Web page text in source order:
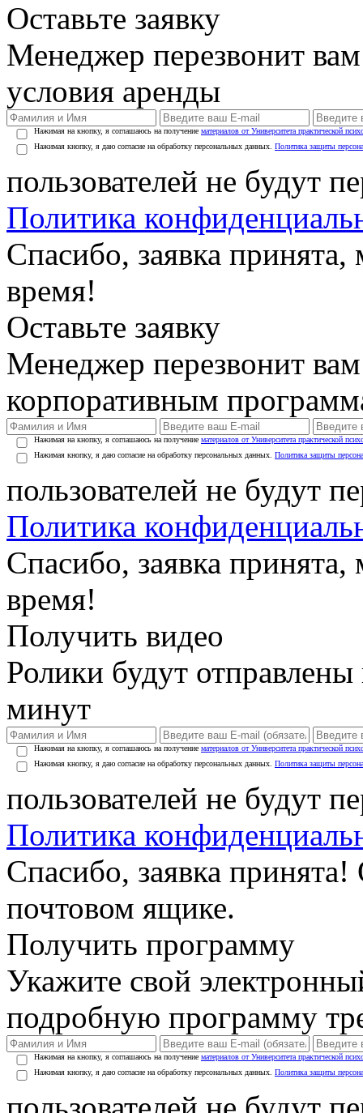
Оставьте заявку
Менеджер перезвонит
условия аренды
Нажимая на кнопку, я соглашаюсь на получение материалов от Университета практической
Нажимая кнопку, я даю согласие на обработку персональных данных. Политика защиты
пользователей не будут
Политика
Спасибо, заявка
время!
Оставьте заявку
Менеджер перезвонит
корпоративным
Нажимая на кнопку, я соглашаюсь на получение материалов от Университета практической
Нажимая кнопку, я даю согласие на обработку персональных данных. Политика защиты
пользователей не будут
Политика
Спасибо, заявка
время!
Получить видео
Ролики будут
минут
Нажимая на кнопку, я соглашаюсь на получение материалов от Университета практической
Нажимая кнопку, я даю согласие на обработку персональных данных. Политика защиты
пользователей не будут
Политика
Спасибо, заявка
почтовом ящике.
Получить программу
Укажите свой
подробную программу
Нажимая на кнопку, я соглашаюсь на получение материалов от Университета практической
Нажимая кнопку, я даю согласие на обработку персональных данных. Политика защиты